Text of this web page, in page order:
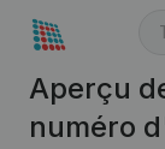
Aperçu
numéro